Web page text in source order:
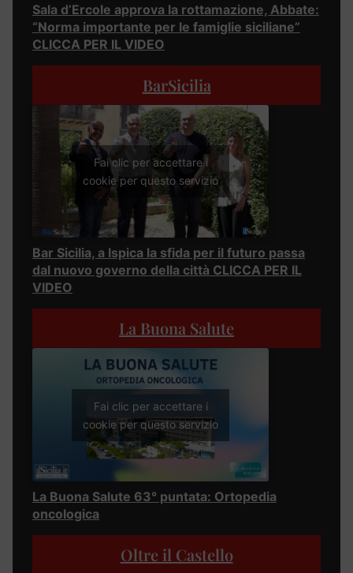
Sala d’Ercole approva la rottamazione, Abbate:
“Norma importante per le famiglie siciliane”
CLICCA PER IL VIDEO
BarSicilia
Fai clic per accettare i
cookie per questo servizio
Bar Sicilia, a Ispica la sfida per il futuro passa
dal nuovo governo della città CLICCA PER IL
VIDEO
La Buona Salute
Fai clic per accettare i
cookie per questo servizio
La Buona Salute 63° puntata: Ortopedia
oncologica
Oltre il Castello